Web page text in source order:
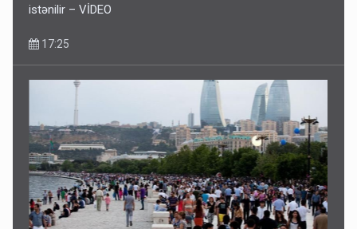
istənilir – VİDEO
17:25